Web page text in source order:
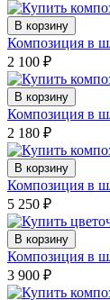
В корзину
Композиция в
2 100 ₽
В корзину
Композиция в
2 180 ₽
В корзину
Композиция в
5 250 ₽
В корзину
Композиция в
3 900 ₽